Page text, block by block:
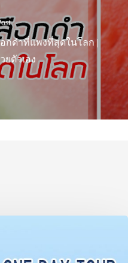
อกดำที่แพงที่สุดในโลก |
ยตัวเอง